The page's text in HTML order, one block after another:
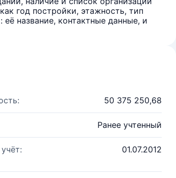
год постройки, этажность, тип
название, контактные данные, и
50 375 250,68
Ранее учтенный
01.07.2012